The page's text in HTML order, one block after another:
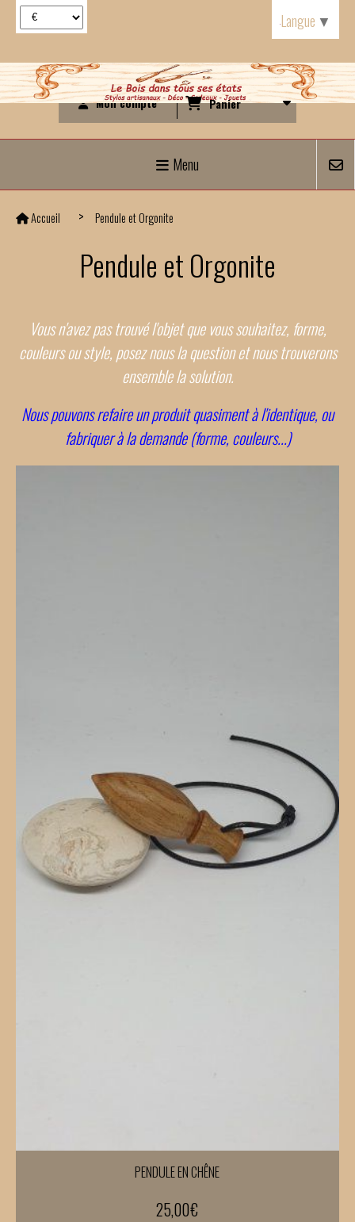
Mon compte Panier
Menu
Accueil Pendule et Orgonite
Pendule et Orgonite
Vous n'avez pas trouvé l'objet que vous souhaitez, forme,
couleurs ou style, posez nous la question et nous trouverons
ensemble la solution.
Nous pouvons refaire un produit quasiment à l'identique, ou
fabriquer à la demande (forme, couleurs...)
PENDULE EN CHÊNE
25,00€
Langue ▼
Panneau de gestion des cookies